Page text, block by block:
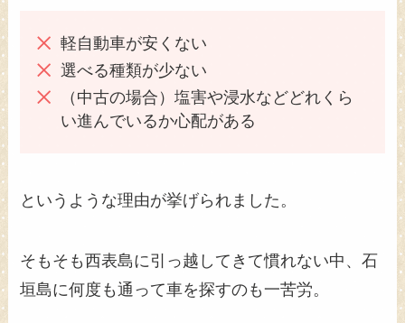
軽自動車が安くない
選べる種類が少ない
（中古の場合）塩害や浸水などどれくら
い進んでいるか心配がある
というような理由が挙げられました。
そもそも西表島に引っ越してきて慣れない中、石
垣島に何度も通って車を探すのも一苦労。